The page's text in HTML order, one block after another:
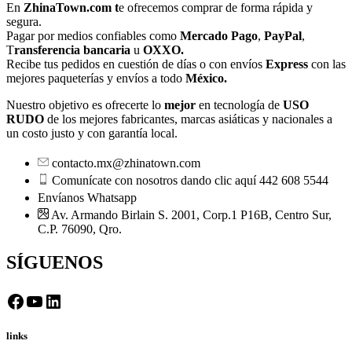
En ZhinaTown.com te ofrecemos comprar de forma rápida y
segura.
Pagar por medios confiables como Mercado Pago, PayPal,
Transferencia bancaria u OXXO.
Recibe tus pedidos en cuestión de días o con envíos Express con las
mejores paqueterías y envíos a todo México.
Nuestro objetivo es ofrecerte lo mejor en tecnología de USO
RUDO de los mejores fabricantes, marcas asiáticas y nacionales a
un costo justo y con garantía local.
contacto.mx@zhinatown.com
Comunícate con nosotros dando clic aquí 442 608 5544
Envíanos Whatsapp
Av. Armando Birlain S. 2001, Corp.1 P16B, Centro Sur,
C.P. 76090, Qro.
SÍGUENOS
Facebook
YouTube
LinkedIn
links